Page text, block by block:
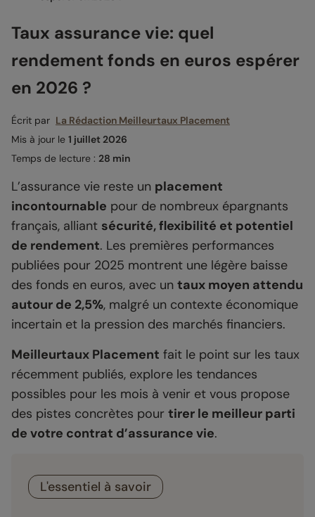
Taux assurance vie: quel
rendement fonds en euros espérer
en 2026 ?
Écrit par La Rédaction Meilleurtaux Placement
Mis à jour le 1 juillet 2026
Temps de lecture : 28 min
L’assurance vie reste un placement
incontournable pour de nombreux épargnants
français, alliant sécurité, flexibilité et potentiel
de rendement. Les premières performances
publiées pour 2025 montrent une légère baisse
des fonds en euros, avec un taux moyen attendu
autour de 2,5%, malgré un contexte économique
incertain et la pression des marchés financiers.
Meilleurtaux Placement fait le point sur les taux
récemment publiés, explore les tendances
possibles pour les mois à venir et vous propose
des pistes concrètes pour tirer le meilleur parti
de votre contrat d’assurance vie.
L'essentiel à savoir